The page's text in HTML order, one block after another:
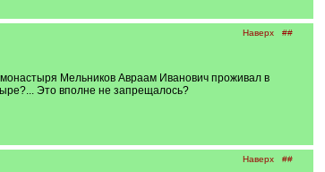
Наверх ##
Мельников Авраам Иванович проживал в
Это вполне не запрещалось?
Наверх ##